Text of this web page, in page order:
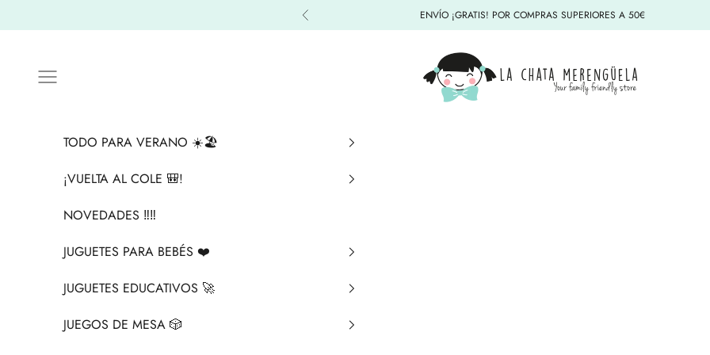
Anterior ENVÍO ¡GRATIS! POR COMPRAS SUPERIORES A 50€
La Chata Merengüela
Menú
TODO PARA VERANO ☀️🏖️
¡VUELTA AL COLE 🎒!
NOVEDADES ‼️​‼️​
JUGUETES PARA BEBÉS ❤️​
JUGUETES EDUCATIVOS 🚀
JUEGOS DE MESA 🎲